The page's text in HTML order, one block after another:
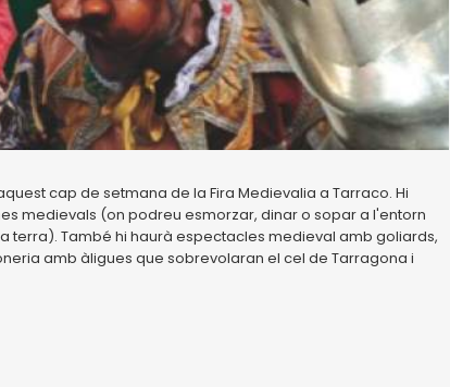
cap de setmana de la Fira Medievalia a Tarraco. Hi
medievals (on podreu esmorzar, dinar o sopar a l'entorn
terra). També hi haurà espectacles medieval amb goliards,
amb àligues que sobrevolaran el cel de Tarragona i